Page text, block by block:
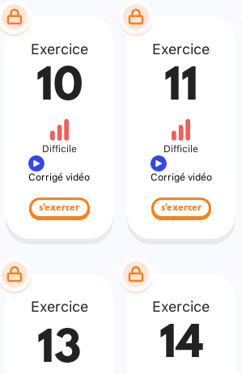
Exercice
10
Difficile
Corrigé vidéo
s'exercer
Exercice
11
Difficile
Corrigé vidéo
s'exercer
Exercice
13
Exercice
14